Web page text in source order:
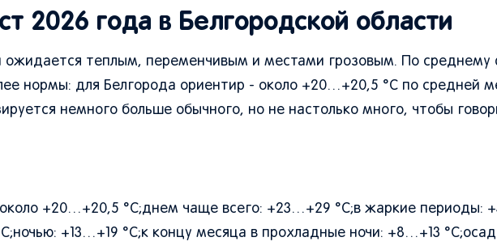
2026 года в Белгородской области
ожидается теплым, переменчивым и местами грозовым. По
нормы: для Белгорода ориентир - около +20…+20,5 °C по средней
немного больше обычного, но не настолько много, чтобы
+20…+20,5 °C;днем чаще всего: +23…+29 °C;в жаркие периоды:
+13…+19 °C;к концу месяца в прохладные ночи: +8…+13